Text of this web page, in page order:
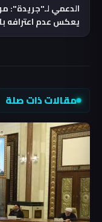
الدعمي لـ"جريدة":
يعكس عدم اعترافه
سوريا
مقالات ذات صلة